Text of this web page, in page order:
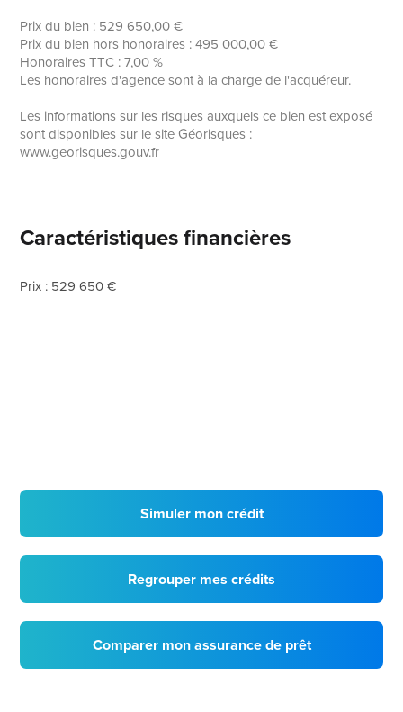
Prix du bien : 529 650,00 €
Prix du bien hors honoraires : 495 000,00 €
Honoraires TTC : 7,00 %
Les honoraires d'agence sont à la charge de l'acquéreur.
Les informations sur les risques auxquels ce bien est exposé
sont disponibles sur le site Géorisques :
www.georisques.gouv.fr
Caractéristiques financières
Prix : 529 650 €
Simuler mon crédit
Regrouper mes crédits
Comparer mon assurance de prêt